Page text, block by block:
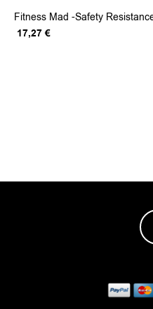
Fitness Mad -Safety
Original
17,27 €Η